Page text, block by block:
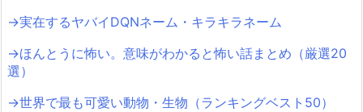
→実在するヤバイDQNネーム・キラキラネーム
→ほんとうに怖い。意味がわかると怖い話まとめ（厳選20
選）
→世界で最も可愛い動物・生物（ランキングベスト50）